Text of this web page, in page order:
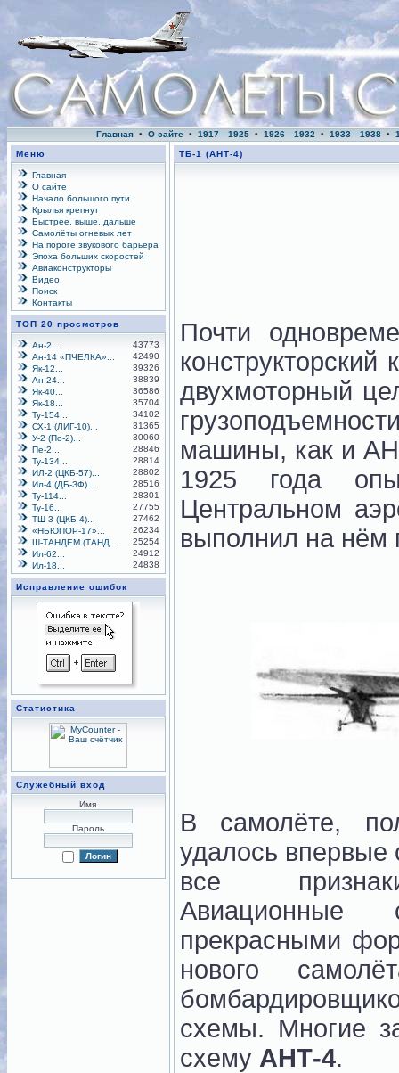
Главная • О сайте • 1917—1925 • 1926—1932 • 1933—1938 •
Меню
Главная
О сайте
Начало большого пути
Крылья крепнут
Быстрее, выше, дальше
Самолёты огневых лет
На пороге звукового барьера
Эпоха больших скоростей
Авиаконструкторы
Видео
Поиск
Контакты
ТОП 20 просмотров
Ан-2...
43773
Ан-14 «ПЧЕЛКА»...
42490
Як-12...
39326
Ан-24...
38839
Як-40...
36586
Як-18...
35704
Ту-154...
34102
СХ-1 (ЛИГ-10)...
31365
У-2 (По-2)...
30060
Пе-2...
28846
Ту-134...
28814
ИЛ-2 (ЦКБ-57)...
28802
Ил-4 (ДБ-ЗФ)...
28516
Ту-114...
28301
Ту-16...
27755
ТШ-3 (ЦКБ-4)...
27462
«НЬЮПОР-17»...
26234
Ш-ТАНДЕМ (ТАНД...
25254
Ил-62...
24912
Ил-18...
24838
Исправление ошибок
Статистика
Служебный вход
Имя
Пароль
ТБ-1 (АНТ-4)
Почти
двухмоторный
машины, как и
1925 года
Центральном
выполнил на нём
В самолёте,
удалось впервые
все
Авиационные
прекрасными
нового
схемы. Многие
схему АНТ-4.